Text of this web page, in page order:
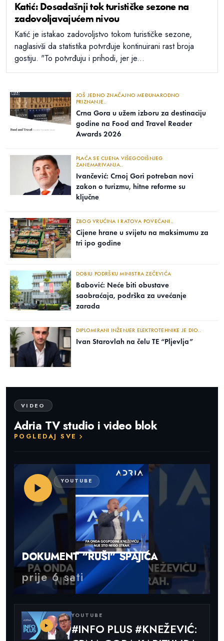
Katić: Dosadašnji tok turističke sezone na
zadovoljavajućem nivou
Katić je istakao zadovoljstvo tokom turističke sezone,
naglasivši da statistika potvrđuje kontinuirani rast broja
gostiju. "To potvrđuju i prihodi, jer je...
JOŠ JEDNO ZNAČAJNO MEĐUNARODNO
PRIZNANJE..
Crna Gora u užem izboru za destinaciju
godine na Food and Travel Reader
Awards 2026
PLAĆA SE CIJENA VIŠEGODIŠNJEG
ZANEMARIVANJA..
Ivančević: Crnoj Gori potreban novi
zakon o turizmu, hitne reforme su
ključne
ZBOG VRUĆINA I RATOVA POVEĆANI..
Cijene hrane u svijetu na maksimumu za
tri ipo godine
DOBILI PODRŠKU MINISTRA ZEČEVIĆA
Babović: Neće biti obustave
saobraćaja, podrška za uvećanje
zarada
DIPLOMIRANI INŽENJER ELEKTROTEHNIKE JE DIO..
Ivan Starovlah na čelu TE “Pljevlja”
VIDEO
Adria TV studio i video blok
POGLEDAJ SVE
YOUTUBE
DOKUMENT “RUŠI” SPAJIĆA
prije 6 sati
YOUTUBE
#INFO PLUS #KNEŽEVIĆ: